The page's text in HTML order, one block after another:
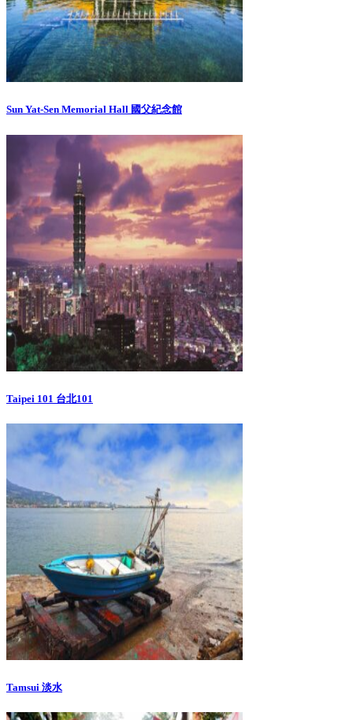
Sun Yat-Sen Memorial Hall 國父紀念館
Taipei 101 台北101
Tamsui 淡水